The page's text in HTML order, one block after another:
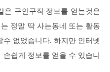
은 구인구직 정보를 얻는것은
정말 딱 사는동네 또는 활동
없었습니다. 하지만 인터넷
쉽게 정보를 얻을 수 있습니